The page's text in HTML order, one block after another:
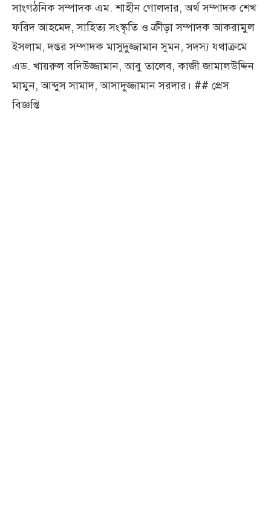
সাংগঠনিক সম্পাদক এম. শাহীন গোলদার, অর্থ সম্পাদক শেখ
ফরিদ আহমেদ, সাহিত্য সংস্কৃতি ও ক্রীড়া সম্পাদক আকরামুল
ইসলাম, দপ্তর সম্পাদক মাসুদুজ্জামান সুমন, সদস্য যথাক্রমে
এড. খায়রুল বদিউজ্জামান, আবু তালেব, কাজী জামালউদ্দিন
মামুন, আব্দুস সামাদ, আসাদুজ্জামান সরদার। ## প্রেস
বিজ্ঞপ্তি